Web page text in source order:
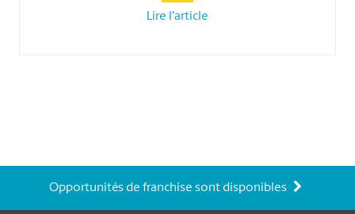
Lire l'article
Opportunités de franchise sont disponibles